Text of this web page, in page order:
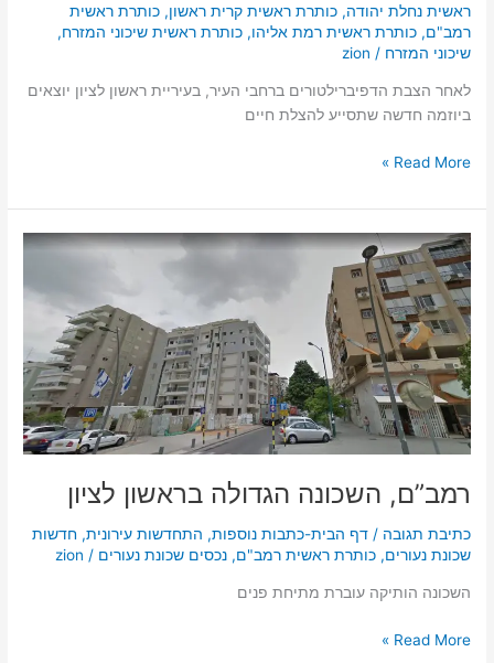
ראשית נחלת יהודה,כותרת ראשית קרית ראשון,כותרת ראשית
רמב"ם,כותרת ראשית רמת אליהו,כותרת ראשית שיכוני המזרח,
שיכוני המזרח /
zion
לאחר הצבת הדפיברילטורים ברחבי העיר, בעיריית ראשון לציון יוצאים
ביוזמה חדשה שתסייע להצלת חיים
Read More »
רמב”ם, השכונה הגדולה בראשון לציון
כתיבת תגובה /דף הבית-כתבות נוספות, התחדשות עירונית,חדשות
שכונת נעורים,כותרת ראשית רמב"ם,נכסים שכונת נעורים /
zion
השכונה הותיקה עוברת מתיחת פנים
רמב”ם,
השכונה
הגדולה
בראשון
לציון
Read More »